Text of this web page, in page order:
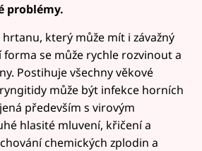
problémy.
který může mít i závažný
se může rychle rozvinout a
Postihuje všechny věkové
může být infekce horních
především s virovým
hlasité mluvení, křičení a
chemických zplodin a